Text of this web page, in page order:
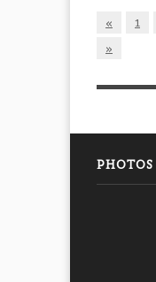
« 1
»
PHOTOS